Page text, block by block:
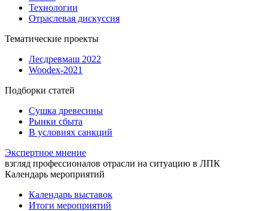
Технологии
Отраслевая дискуссия
Тематические проекты
Лесдревмаш 2022
Woodex-2021
Подборки статей
Сушка древесины
Рынки сбыта
В условиях санкций
Экспертное мнение
взгляд профессионалов отрасли на ситуацию в ЛПК
Календарь мероприятий
Календарь выставок
Итоги мероприятий